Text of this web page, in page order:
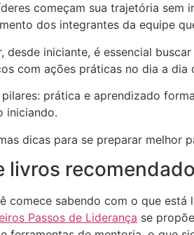
começam sua trajetória
dos integrantes da equipe
desde iniciante, é essencial
com ações práticas no dia a
prática e aprendizado
iniciando.
dicas para se preparar melhor
livros
comece sabendo com o que
Passos de Liderança se